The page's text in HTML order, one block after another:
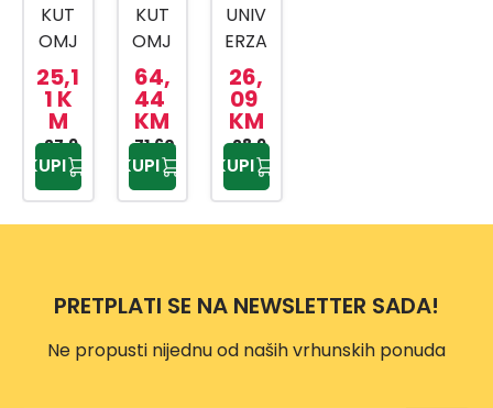
KUT
OMJ
ER
30-
180°
25,1
1 K
M
27,9
0 KM
KUPI
KUT
OMJ
ER
MAT
KRO
MIRA
NI
300
MM
NOM
U
64,
44
KM
71,60
KM
KUPI
UNIV
ERZA
LNI
UGL
OMJ
ER
300
MM
26,
09
KM
28,9
9 KM
KUPI
PRETPLATI SE NA NEWSLETTER SADA!
Ne propusti nijednu od naših vrhunskih ponuda